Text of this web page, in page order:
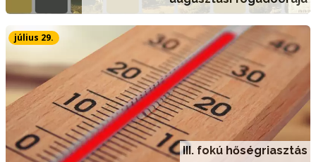
III. fokú hőségriasztás
július 29.